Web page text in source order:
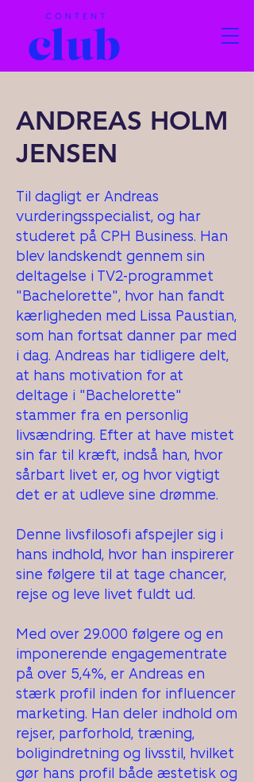
ANDREAS HOLM
JENSEN
Til dagligt er Andreas
vurderingsspecialist, og har
studeret på CPH Business. Han
blev landskendt gennem sin
deltagelse i TV2-programmet
"Bachelorette", hvor han fandt
kærligheden med Lissa Paustian,
som han fortsat danner par med
i dag. Andreas har tidligere delt,
at hans motivation for at
deltage i "Bachelorette"
stammer fra en personlig
livsændring. Efter at have mistet
sin far til kræft, indså han, hvor
sårbart livet er, og hvor vigtigt
det er at udleve sine drømme.
Denne livsfilosofi afspejler sig i
hans indhold, hvor han inspirerer
sine følgere til at tage chancer,
rejse og leve livet fuldt ud.
Med over 29.000 følgere og en
imponerende engagementrate
på over 5,4%, er Andreas en
stærk profil inden for influencer
marketing. Han deler indhold om
rejser, parforhold, træning,
boligindretning og livsstil, hvilket
gør hans profil både æstetisk og